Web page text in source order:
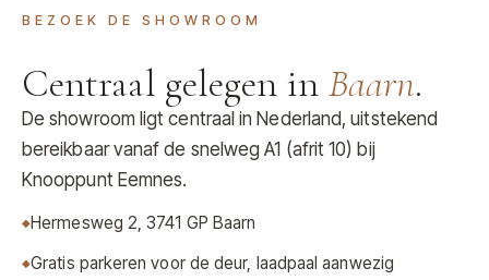
BEZOEK DE SHOWROOM
Centraal gelegen in Baarn.
De showroom ligt centraal in Nederland, uitstekend
bereikbaar vanaf de snelweg A1 (afrit 10) bij
Knooppunt Eemnes.
Hermesweg 2, 3741 GP Baarn
Gratis parkeren voor de deur, laadpaal aanwezig